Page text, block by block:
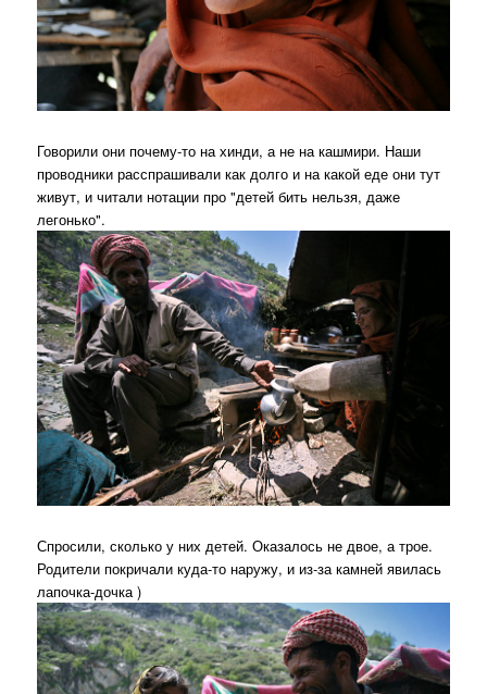
Говорили они почему-то на хинди, а не на кашмири. Наши
проводники расспрашивали как долго и на какой еде они тут
живут, и читали нотации про "детей бить нельзя, даже
легонько".
Спросили, сколько у них детей. Оказалось не двое, а трое.
Родители покричали куда-то наружу, и из-за камней явилась
лапочка-дочка )